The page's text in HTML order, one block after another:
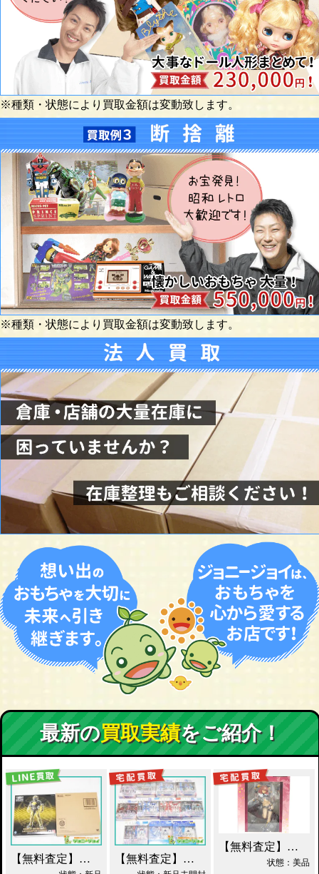
※種類・状態により買取金額は変動致します。
※種類・状態により買取金額は変動致します。
最新の買取実績をご紹介！
【無料査定】昭和レトロ玩具歓迎 ｜ S.I.C. 仮面ライダーオーズ ラトラーターコンボ買取 【無料査定】昭和レトロ玩具歓迎 ｜ ガンダムフィックスフィギュレーション GFF おまとめ買取！
【無料査定】昭和レトロ玩具歓迎 ｜ アルター 百花繚乱 千姫 買取！
状態：美品